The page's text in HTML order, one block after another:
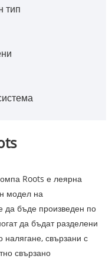
тип
Roots е леярна
модел на
да бъде произведен по
да бъдат разделени
налягане, свързани с
свързано